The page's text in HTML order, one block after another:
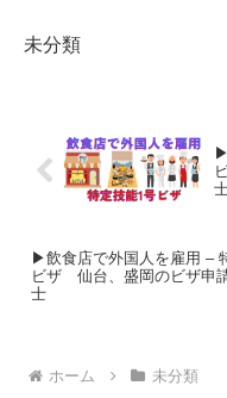
未分類
▶飲食店で外国人を雇用 –
ビザ 仙台、盛岡のビザ申
士
ホーム 未分類